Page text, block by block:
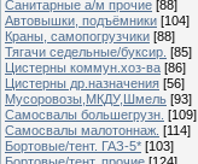
Санитарные а/м прочие [88]
Автовышки, подъёмники [104]
Краны, самопогрузчики [88]
Тягачи седельные/буксир. [85]
Цистерны коммун.хоз-ва [86]
Цистерны др.назначения [56]
Мусоровозы,МКДУ,Шмель [93]
Самосвалы большегрузн. [109]
Самосвалы малотоннаж. [114]
Бортовые/тент. ГАЗ-5* [103]